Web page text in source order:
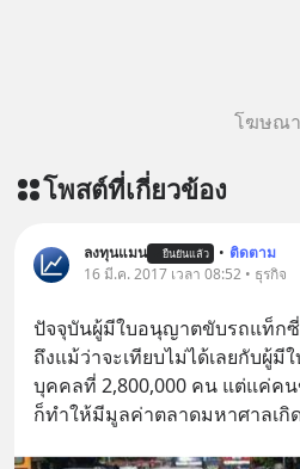
โฆษณา
โพสต์ที่เกี่ยวข้อง
ลงทุนแมน ยืนยันแล้ว • ติดตาม
16 มี.ค. 2017 เวลา 08:52 • ธุรกิจ
ปัจจุบันผู้มีใบอนุญาตขับรถแท็กซี่
ถึงแม้ว่าจะเทียบไม่ได้เลยกับผู้
บุคคลที่ 2,800,000 คน แต่แค่ค
ก็ทำให้มีมูลค่าตลาดมหาศาลเกิ